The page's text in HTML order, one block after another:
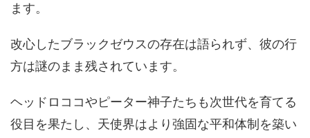
ます。
改心したブラックゼウスの存在は語られず、彼の行
方は謎のまま残されています。
ヘッドロココやピーター神子たちも次世代を育てる
役目を果たし、天使界はより強固な平和体制を築い